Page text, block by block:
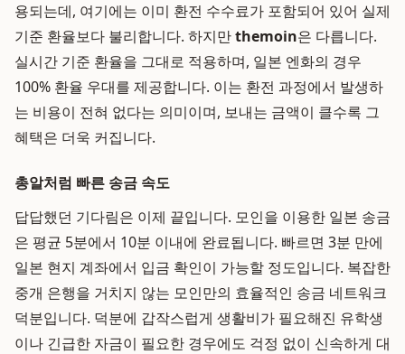
용되는데, 여기에는 이미 환전 수수료가 포함되어 있어 실제
기준 환율보다 불리합니다. 하지만themoin은 다릅니다.
실시간 기준 환율을 그대로 적용하며, 일본 엔화의 경우
100% 환율 우대를 제공합니다. 이는 환전 과정에서 발생하
는 비용이 전혀 없다는 의미이며, 보내는 금액이 클수록 그
혜택은 더욱 커집니다.
총알처럼 빠른 송금 속도
답답했던 기다림은 이제 끝입니다. 모인을 이용한 일본 송금
은 평균 5분에서 10분 이내에 완료됩니다. 빠르면 3분 만에
일본 현지 계좌에서 입금 확인이 가능할 정도입니다. 복잡한
중개 은행을 거치지 않는 모인만의 효율적인 송금 네트워크
덕분입니다. 덕분에 갑작스럽게 생활비가 필요해진 유학생
이나 긴급한 자금이 필요한 경우에도 걱정 없이 신속하게 대